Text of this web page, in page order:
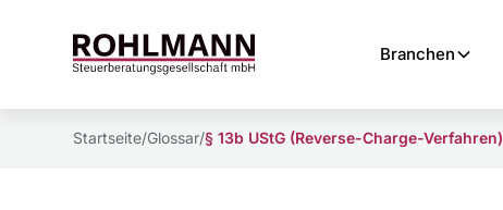
Branchen
Startseite/Glossar/§ 13b UStG (Reverse-Charge-Verfahren)